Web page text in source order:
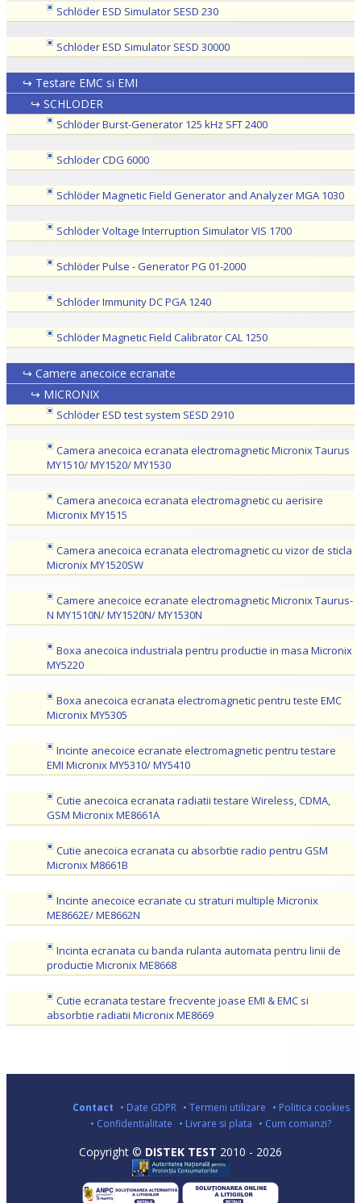
Schlöder ESD Simulator SESD 230
Schlöder ESD Simulator SESD 30000
↪ Testare EMC si EMI
↪ SCHLODER
Schlöder Burst-Generator 125 kHz SFT 2400
Schlöder CDG 6000
Schlöder Magnetic Field Generator and Analyzer MGA 1030
Schlöder Voltage Interruption Simulator VIS 1700
Schlöder Pulse - Generator PG 01-2000
Schlöder Immunity DC PGA 1240
Schlöder Magnetic Field Calibrator CAL 1250
↪ Camere anecoice ecranate
↪ MICRONIX
Schlöder ESD test system SESD 2910
Camera anecoica ecranata electromagnetic Micronix Taurus
MY1510/ MY1520/ MY1530
Camera anecoica ecranata electromagnetic cu aerisire
Micronix MY1515
Camera anecoica ecranata electromagnetic cu vizor de sticla
Micronix MY1520SW
Camere anecoice ecranate electromagnetic Micronix Taurus-
N MY1510N/ MY1520N/ MY1530N
Boxa anecoica industriala pentru productie in masa Micronix
MY5220
Boxa anecoica ecranata electromagnetic pentru teste EMC
Micronix MY5305
Incinte anecoice ecranate electromagnetic pentru testare
EMI Micronix MY5310/ MY5410
Cutie anecoica ecranata radiatii testare Wireless, CDMA,
GSM Micronix ME8661A
Cutie anecoica ecranata cu absorbtie radio pentru GSM
Micronix M8661B
Incinte anecoice ecranate cu straturi multiple Micronix
ME8662E/ ME8662N
Incinta ecranata cu banda rulanta automata pentru linii de
productie Micronix ME8668
Cutie ecranata testare frecvente joase EMI & EMC si
absorbtie radiatii Micronix ME8669
Contact • Date GDPR • Termeni utilizare • Politica cookies
• Confidentialitate • Livrare si plata • Cum comanzi?
Copyright © DISTEK TEST 2010 - 2026